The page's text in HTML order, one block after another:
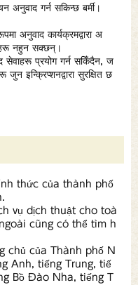
अनुवाद गर्न सकिन्छ बर्मी।
अनुवाद कार्यक्रमद्वारा अ
नहुन सक्छन्।
सेवाहरू प्रयोग गर्न सकिँदैन, ज
इन्क्रिप्शनद्वारा सुरक्षित छ
thức của thành phố
vụ dịch thuật cho toà
cũng có thể tìm h
chủ của Thành phố N
Anh, tiếng Trung, tiế
Bồ Đào Nha, tiếng T